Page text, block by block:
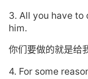
3. All you have
him.
你们要做的就是给
4. For some